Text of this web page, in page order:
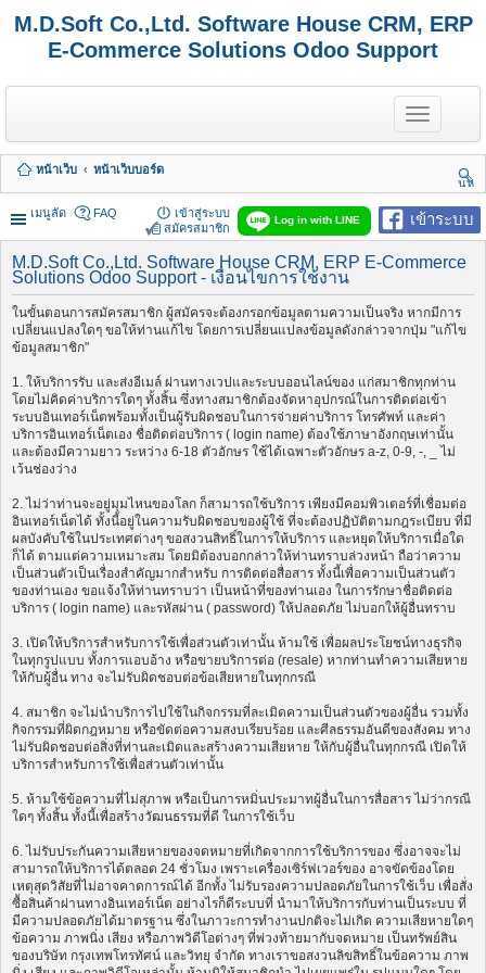
M.D.Soft Co.,Ltd. Software House CRM, ERP
E-Commerce Solutions Odoo Support
T
o
g
e
n
a
v
i
a
t
i
o
หน้าเว็บ
หน้าเว็บบอร์ด
นห
า
เมนูลัด
เข้าระบบ
Log in with LINE
FAQ
เข้าสู่ระบบ
สมัครสมาชิก
M.D.Soft Co.,Ltd. Software House CRM, ERP E-Commerce
Solutions Odoo Support - เงื่อนไขการใช้งาน
ในขั้นตอนการสมัครสมาชิก ผู้สมัครจะต้องกรอกข้อมูลตามความเป็นจริง หากมีการ
เปลี่ยนแปลงใดๆ ขอให้ท่านแก้ไข โดยการเปลี่ยนแปลงข้อมูลดังกล่าวจากปุ่ม "แก้ไข
ข้อมูลสมาชิก"
1. ให้บริการรับ และส่งอีเมล์ ผ่านทางเวปและระบบออนไลน์ของ แก่สมาชิกทุกท่าน
โดยไม่คิดค่าบริการใดๆ ทั้งสิ้น ซึ่งทางสมาชิกต้องจัดหาอุปกรณ์ในการติดต่อเข้า
ระบบอินเทอร์เน็ตพร้อมทั้งเป็นผู้รับผิดชอบในการจ่ายค่าบริการ โทรศัพท์ และค่า
บริการอินเทอร์เน็ตเอง ชื่อติดต่อบริการ ( login name) ต้องใช้ภาษาอังกฤษเท่านั้น
และต้องมีความยาว ระหว่าง 6-18 ตัวอักษร ใช้ได้เฉพาะตัวอักษร a-z, 0-9, -, _ ไม่
เว้นช่องว่าง
2. ไม่ว่าท่านจะอยู่มุมไหนของโลก ก็สามารถใช้บริการ เพียงมีคอมพิวเตอร์ที่เชื่อมต่อ
อินเทอร์เน็ตได้ ทั้งนี้อยู่ในความรับผิดชอบของผู้ใช้ ที่จะต้องปฏิบัติตามกฎระเบียบ ที่มี
ผลบังคับใช้ในประเทศต่างๆ ขอสงวนสิทธิ์ในการให้บริการ และหยุดให้บริการเมื่อใด
ก็ได้ ตามแต่ความเหมาะสม โดยมิต้องบอกกล่าวให้ท่านทราบล่วงหน้า ถือว่าความ
เป็นส่วนตัวเป็นเรื่องสำคัญมากสำหรับ การติดต่อสื่อสาร ทั้งนี้เพื่อความเป็นส่วนตัว
ของท่านเอง ขอแจ้งให้ท่านทราบว่า เป็นหน้าที่ของท่านเอง ในการรักษาชื่อติดต่อ
บริการ ( login name) และรหัสผ่าน ( password) ให้ปลอดภัย ไม่บอกให้ผู้อื่นทราบ
3. เปิดให้บริการสำหรับการใช้เพื่อส่วนตัวเท่านั้น ห้ามใช้ เพื่อผลประโยชน์ทางธุรกิจ
ในทุกรูปแบบ ทั้งการแอบอ้าง หรือขายบริการต่อ (resale) หากท่านทำความเสียหาย
ให้กับผู้อื่น ทาง จะไม่รับผิดชอบต่อข้อเสียหายในทุกกรณี
4. สมาชิก จะไม่นำบริการไปใช้ในกิจกรรมที่ละเมิดความเป็นส่วนตัวของผู้อื่น รวมทั้ง
กิจกรรมที่ผิดกฎหมาย หรือขัดต่อความสงบเรียบร้อย และศีลธรรมอันดีของสังคม ทาง
ไม่รับผิดชอบต่อสิ่งที่ท่านละเมิดและสร้างความเสียหาย ให้กับผู้อื่นในทุกกรณี เปิดให้
บริการสำหรับการใช้เพื่อส่วนตัวเท่านั้น
5. ห้ามใช้ข้อความที่ไม่สุภาพ หรือเป็นการหมิ่นประมาทผู้อื่นในการสื่อสาร ไม่ว่ากรณี
ใดๆ ทั้งสิ้น ทั้งนี้เพื่อสร้างวัฒนธรรมที่ดี ในการใช้เว็บ
6. ไม่รับประกันความเสียหายของจดหมายที่เกิดจากการใช้บริการของ ซึ่งอาจจะไม่
สามารถให้บริการได้ตลอด 24 ชั่วโมง เพราะเครื่องเซิร์ฟเวอร์ของ อาจขัดข้องโดย
เหตุสุดวิสัยที่ไม่อาจคาดการณ์ได้ อีกทั้ง ไม่รับรองความปลอดภัยในการใช้เว็บ เพื่อสั่ง
ซื้อสินค้าผ่านทางอินเทอร์เน็ต อย่างไรก็ดีระบบที่ นำมาให้บริการกับท่านเป็นระบบ ที่
มีความปลอดภัยได้มาตรฐาน ซึ่งในภาวะการทำงานปกติจะไม่เกิด ความเสียหายใดๆ
ข้อความ ภาพนิ่ง เสียง หรือภาพวิดีโอต่างๆ ที่พ่วงท้ายมากับจดหมาย เป็นทรัพย์สิน
ของบริษัท กรุงเทพโทรทัศน์ และวิทยุ จำกัด ทางเราขอสงวนลิขสิทธิ์ในข้อความ ภาพ